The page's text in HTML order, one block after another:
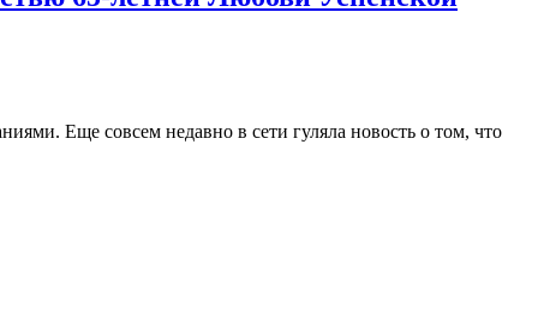
Еще совсем недавно в сети гуляла новость о том, что